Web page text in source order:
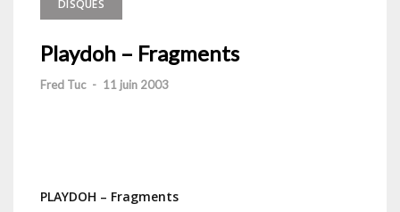
DISQUES
Playdoh – Fragments
Fred Tuc - 11 juin 2003
PLAYDOH – Fragments